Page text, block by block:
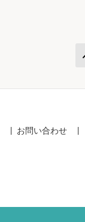
お問い合わせ